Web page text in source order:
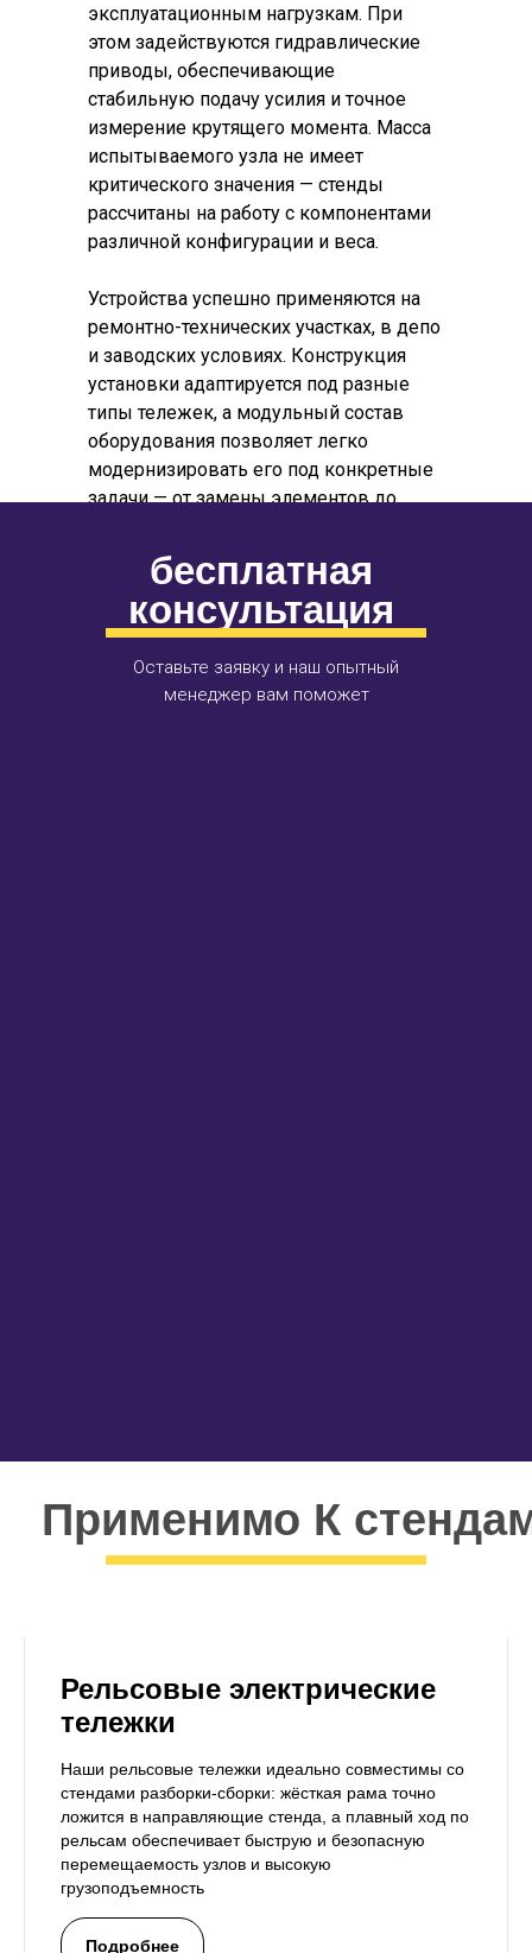
эксплуатационным нагрузкам. При
этом задействуются гидравлические
приводы, обеспечивающие
стабильную подачу усилия и точное
измерение крутящего момента. Масса
испытываемого узла не имеет
критического значения — стенды
рассчитаны на работу с компонентами
различной конфигурации и веса.
Устройства успешно применяются на
ремонтно-технических участках, в депо
и заводских условиях. Конструкция
установки адаптируется под разные
типы тележек, а модульный состав
оборудования позволяет легко
модернизировать его под конкретные
задачи — от замены элементов до
бесплатная
консультация
Оставьте заявку и наш опытный
менеджер вам поможет
Применимо К
Рельсовые электрические
тележки
Наши рельсовые тележки идеально совместимы со
стендами разборки-сборки: жёсткая рама точно
ложится в направляющие стенда, а плавный ход по
рельсам обеспечивает быструю и безопасную
перемещаемость узлов и высокую
грузоподъемность
Подробнее